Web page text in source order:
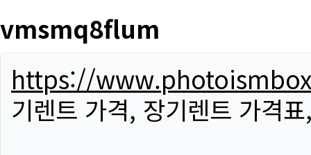
vmsmq8flum
https://
기렌트 가격, 장기렌트 가격